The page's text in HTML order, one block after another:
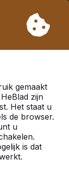
levertijden.
gemaakt
zijn
Het staat u
de browser.
u
is dat